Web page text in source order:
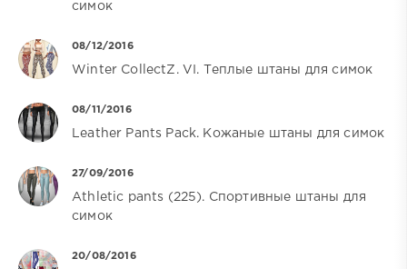
симок
08/12/2016
Winter CollectZ. VI. Теплые штаны для симок
08/11/2016
Leather Pants Pack. Кожаные штаны для симок
27/09/2016
Athletic pants (225). Спортивные штаны для
симок
20/08/2016